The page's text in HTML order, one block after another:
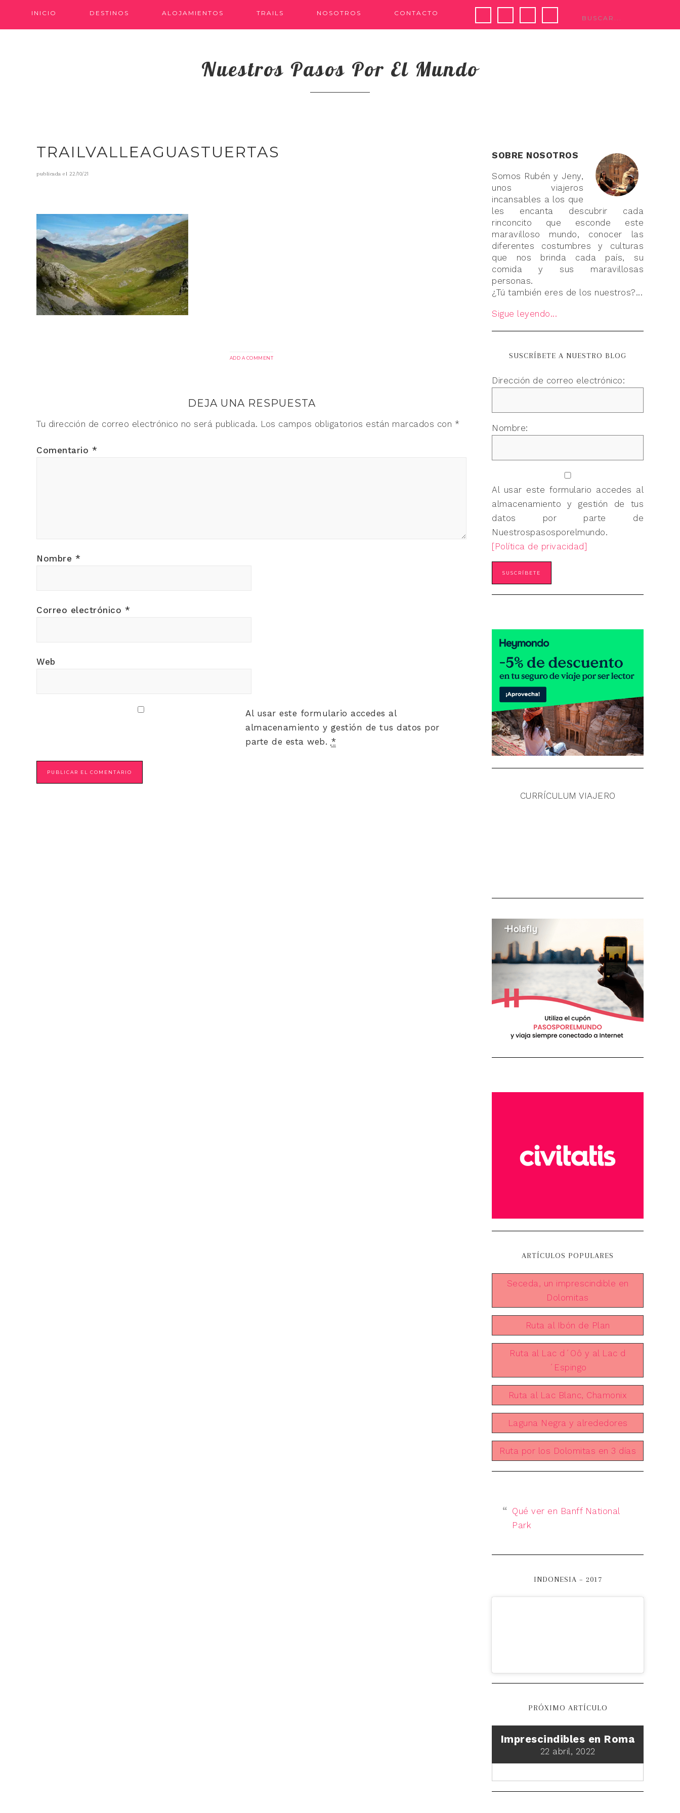
INICIO DESTINOS ALOJAMIENTOS TRAILS NOSOTROS CONTACTO
Nuestros Pasos Por El Mundo
TRAILVALLEAGUASTUERTAS
publicada el 22/10/21
ADD A COMMENT
DEJA UNA RESPUESTA
Tu dirección de correo electrónico no será publicada. Los campos obligatorios están marcados con *
Comentario *
Nombre *
Correo electrónico *
Web
Al usar este formulario accedes al
almacenamiento y gestión de tus datos por
parte de esta web. *
SOBRE NOSOTROS
Somos Rubén y Jeny,
unos viajeros
incansables a los que
les encanta descubrir cada
rinconcito que esconde este
maravilloso mundo, conocer las
diferentes costumbres y culturas
que nos brinda cada país, su
comida y sus maravillosas
personas.
¿Tú también eres de los nuestros?...
Sigue leyendo...
SUSCRÍBETE A NUESTRO BLOG
Dirección de correo electrónico:
Nombre:
Al usar este formulario accedes al
almacenamiento y gestión de tus
datos por parte de
Nuestrospasosporelmundo.
[Política de privacidad]
CURRÍCULUM VIAJERO
ARTÍCULOS POPULARES
Seceda, un imprescindible en
Dolomitas
Ruta al Ibón de Plan
Ruta al Lac d´Oô y al Lac d
´Espingo
Ruta al Lac Blanc, Chamonix
Laguna Negra y alrededores
Ruta por los Dolomitas en 3 días
Qué ver en Banff National
Park
INDONESIA – 2017
PRÓXIMO ARTÍCULO
Imprescindibles en Roma
22 abril, 2022